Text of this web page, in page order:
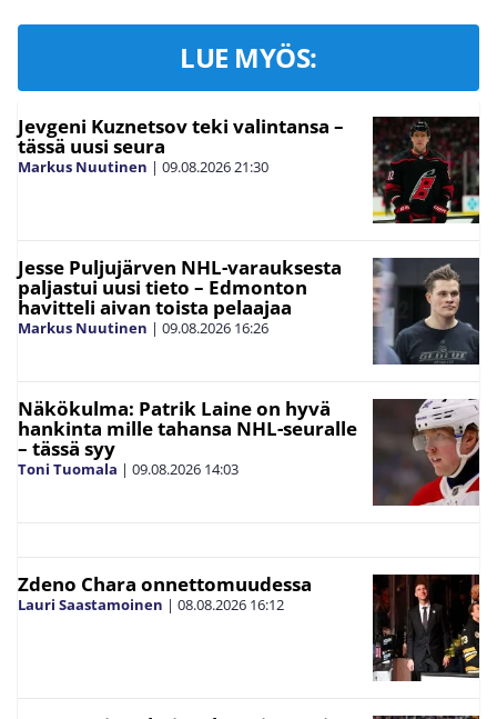
LUE MYÖS:
Jevgeni Kuznetsov teki valintansa –
tässä uusi seura
Markus Nuutinen | 09.08.202621:30
Jesse Puljujärven NHL-varauksesta
paljastui uusi tieto – Edmonton
havitteli aivan toista pelaajaa
Markus Nuutinen | 09.08.2026 16:26
Näkökulma: Patrik Laine on hyvä
hankinta mille tahansa NHL-seuralle
– tässä syy
Toni Tuomala | 09.08.2026 14:03
Zdeno Chara onnettomuudessa
Lauri Saastamoinen | 08.08.2026 16:12